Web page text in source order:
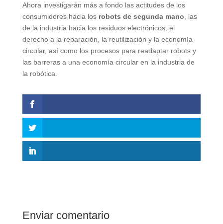
Ahora investigarán más a fondo las actitudes de los
consumidores hacia los robots de segunda mano , las
de la industria hacia los residuos electrónicos, el
derecho a la reparación, la reutilización y la economía
circular, así como los procesos para readaptar robots y
las barreras a una economía circular en la industria de
la robótica.
Enviar comentario